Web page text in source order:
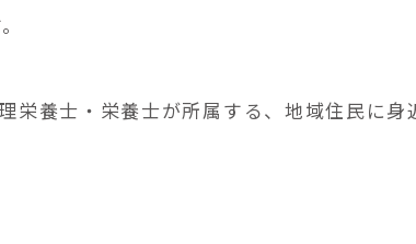
養士・栄養士が所属する、地域住民に身